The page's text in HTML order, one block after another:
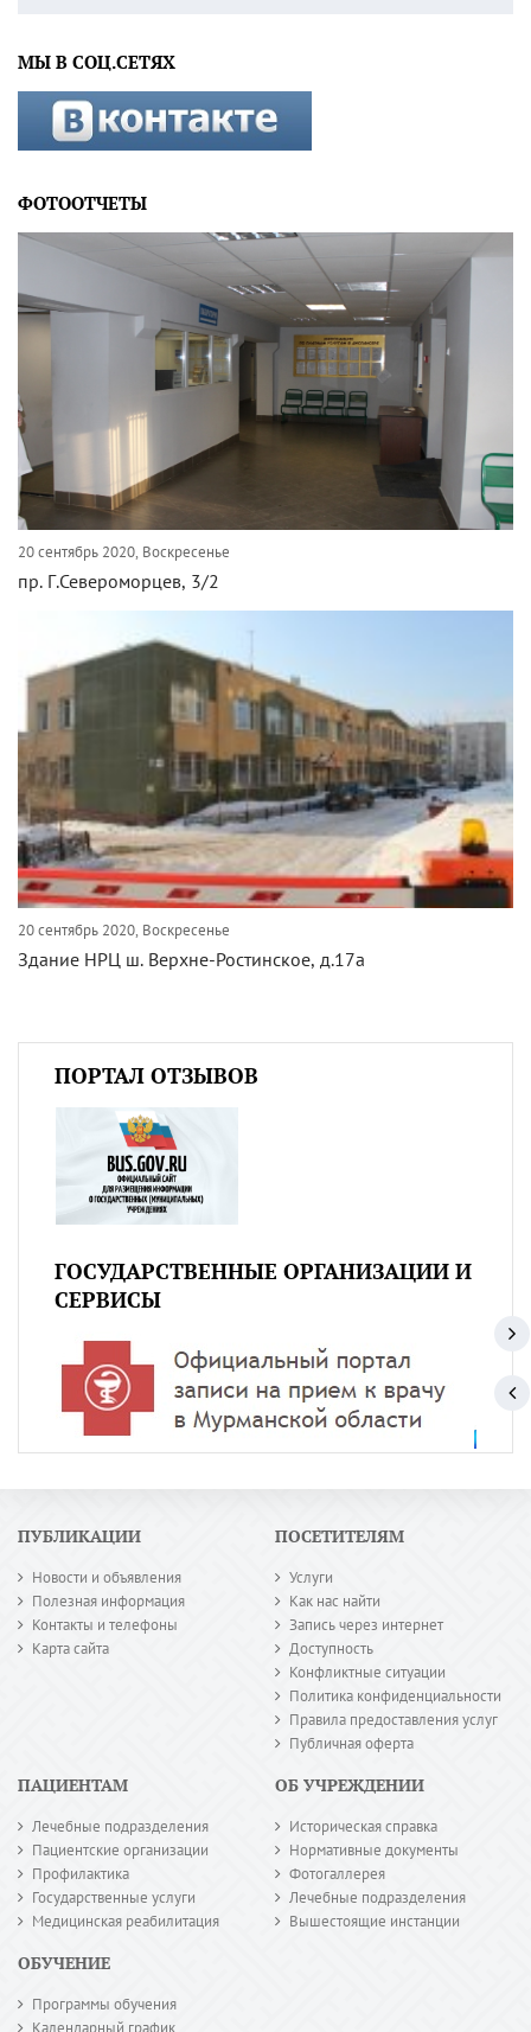
МЫ В СОЦ.СЕТЯХ
ФОТООТЧЕТЫ
20 сентябрь 2020, Воскресенье
пр. Г.Североморцев, 3/2
20 сентябрь 2020, Воскресенье
Здание НРЦ ш. Верхне-Ростинское, д.17а
ПОРТАЛ ОТЗЫВОВ
ГОСУДАРСТВЕННЫЕ ОРГАНИЗАЦИИ И
СЕРВИСЫ
ПУБЛИКАЦИИ
Новости и объявления
Полезная информация
Контакты и телефоны
Карта сайта
ПОСЕТИТЕЛЯМ
Услуги
Как нас найти
Запись через интернет
Доступность
Конфликтные ситуации
Политика конфиденциальности
Правила предоставления услуг
Публичная оферта
ПАЦИЕНТАМ
Лечебные подразделения
Пациентские организации
Профилактика
Государственные услуги
Медицинская реабилитация
ОБ УЧРЕЖДЕНИИ
Историческая справка
Нормативные документы
Фотогаллерея
Лечебные подразделения
Вышестоящие инстанции
ОБУЧЕНИЕ
Программы обучения
Календарный график